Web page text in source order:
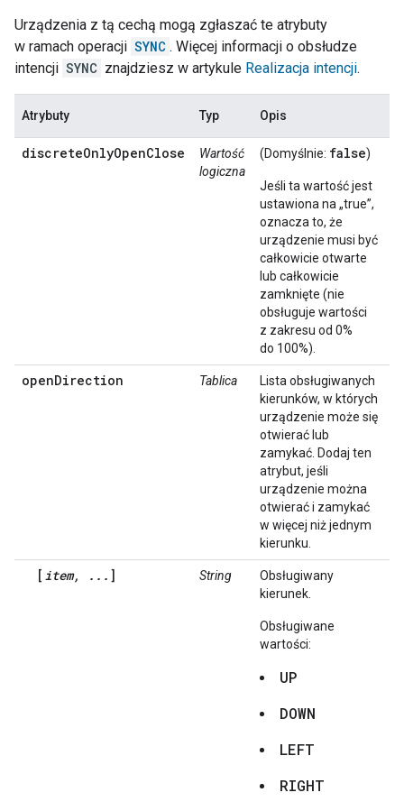
Urządzenia z tą cechą mogą zgłaszać te atrybuty
w ramach operacji SYNC . Więcej informacji o obsłudze
intencji SYNC znajdziesz w artykule Realizacja intencji.
Atrybuty Typ Opis
discreteOnlyOpenClose
Wartość
logiczna
(Domyślnie: false)
Jeśli ta wartość jest
ustawiona na „true”,
oznacza to, że
urządzenie musi być
całkowicie otwarte
lub całkowicie
zamknięte (nie
obsługuje wartości
z zakresu od 0%
do 100%).
openDirection Tablica
Lista obsługiwanych
kierunków, w których
urządzenie może się
otwierać lub
zamykać. Dodaj ten
atrybut, jeśli
urządzenie można
otwierać i zamykać
w więcej niż jednym
kierunku.
[ item, ... ] String
Obsługiwany
kierunek.
Obsługiwane
wartości:
UP
DOWN
LEFT
RIGHT